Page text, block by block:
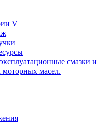
V
смазки и
моторных масел.